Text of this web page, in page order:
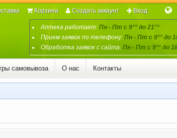
Аптека работает:Пн - Пт с 9°° до 21°°
Прием заявок по телефону:Пн - Пт с 9°° до
Обработка заявок с сайта:Пн - Пт с 9°° до
Корзина Создать аккаунт Вход
самовывоза О нас Контакты